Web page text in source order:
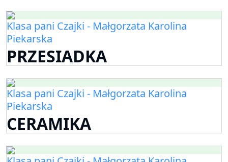
Klasa pani Czajki - Małgorzata Karolina
Piekarska
PRZESIADKA
Klasa pani Czajki - Małgorzata Karolina
Piekarska
CERAMIKA